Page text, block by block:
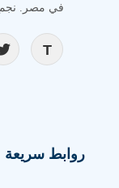
في مصر. نجمع
روابط سريعة